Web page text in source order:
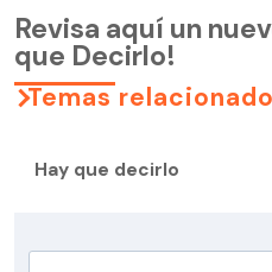
Revisa aquí un
que Decirlo!
Temas
Hay que decirlo